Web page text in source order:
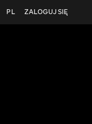
ZALOGUJ SIĘ
PL